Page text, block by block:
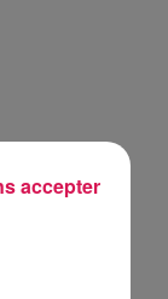
accepter